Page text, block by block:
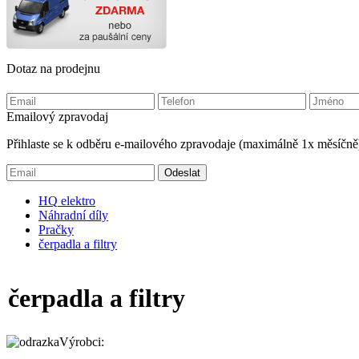
Dotaz na prodejnu
Emailový zpravodaj
Přihlaste se k odběru e-mailového zpravodaje (maximálně 1x
HQ elektro
Náhradní díly
Pračky
čerpadla a filtry
čerpadla a filtry
Výrobci: